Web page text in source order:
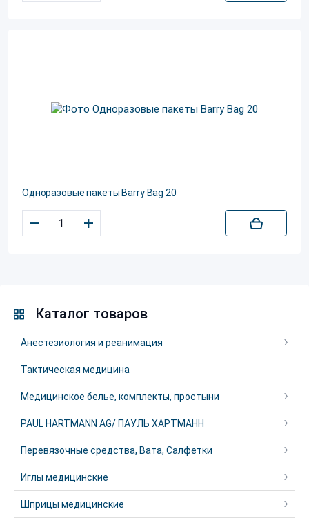
Одноразовые пакеты Barry Bag 20
– +
Каталог товаров
Анестезиология и реанимация
Тактическая медицина
Медицинское белье, комплекты, простыни
PAUL HARTMANN AG/ ПАУЛЬ ХАРТМАНН
Перевязочные средства, Вата, Салфетки
Иглы медицинские
Шприцы медицинские